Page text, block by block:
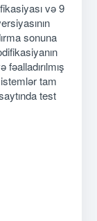
və 9
sonuna
tam
test